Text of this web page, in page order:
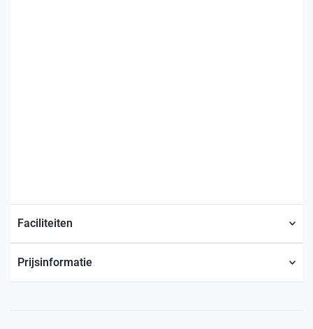
Faciliteiten
Prijsinformatie